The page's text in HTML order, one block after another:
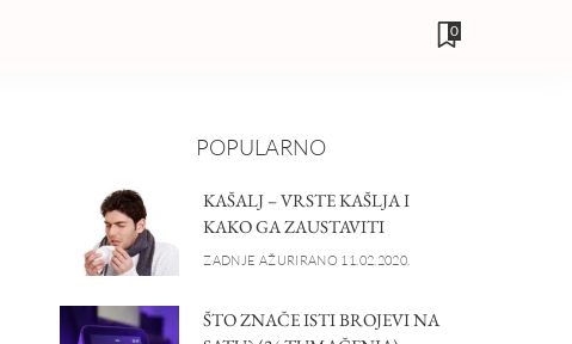
0
POPULARNO
KAŠALJ – VRSTE KAŠLJA I
KAKO GA ZAUSTAVITI
ZADNJE AŽURIRANO 11.02.2020.
ŠTO ZNAČE ISTI BROJEVI NA